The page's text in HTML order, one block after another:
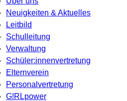
Neuigkeiten & Aktuelles
Leitbild
Schulleitung
Verwaltung
Schüler:innenvertretung
Elternverein
Personalvertretung
G!RLpower